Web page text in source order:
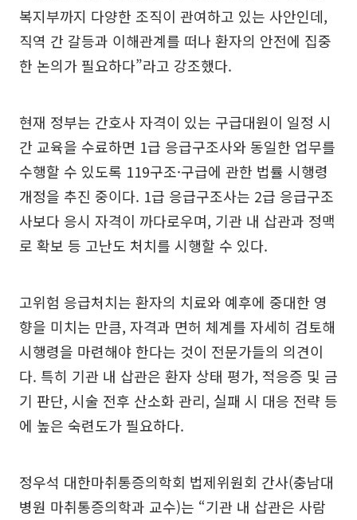
복지부까지 다양한 조직이 관여하고 있는 사안인데,
직역 간 갈등과 이해관계를 떠나 환자의 안전에 집중
한 논의가 필요하다”라고 강조했다.
현재 정부는 간호사 자격이 있는 구급대원이 일정 시
간 교육을 수료하면 1급 응급구조사와 동일한 업무를
수행할 수 있도록 119구조·구급에 관한 법률 시행령
개정을 추진 중이다. 1급 응급구조사는 2급 응급구조
사보다 응시 자격이 까다로우며, 기관 내 삽관과 정맥
로 확보 등 고난도 처치를 시행할 수 있다.
고위험 응급처치는 환자의 치료와 예후에 중대한 영
향을 미치는 만큼, 자격과 면허 체계를 자세히 검토해
시행령을 마련해야 한다는 것이 전문가들의 의견이
다. 특히 기관 내 삽관은 환자 상태 평가, 적응증 및 금
기 판단, 시술 전후 산소화 관리, 실패 시 대응 전략 등
에 높은 숙련도가 필요하다.
정우석 대한마취통증의학회 법제위원회 간사(충남대
병원 마취통증의학과 교수)는 “기관 내 삽관은 사람